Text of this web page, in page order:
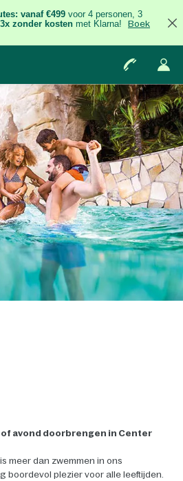
vanaf €499 voor 4 personen, 3
zonder kosten met Klarna!
Boek
of avond doorbrengen in Center
meer dan zwemmen in ons
boordevol plezier voor alle leeftijden.